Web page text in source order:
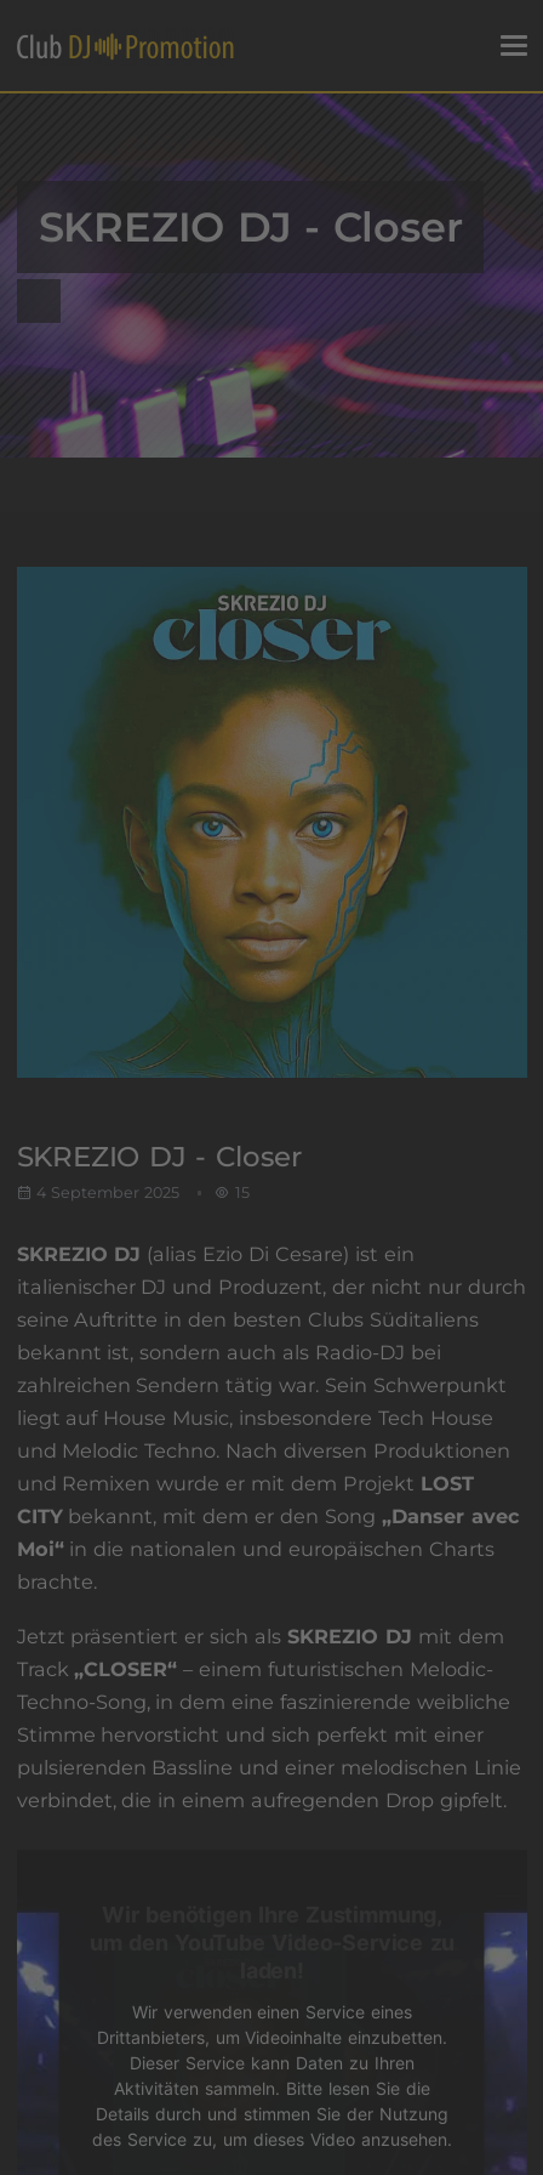
SKREZIO DJ - Closer
SKREZIO DJ - Closer
4 September 2025 15
SKREZIO DJ (alias Ezio Di Cesare) ist ein
italienischer DJ und Produzent, der nicht nur durch
seine Auftritte in den besten Clubs Süditaliens
bekannt ist, sondern auch als Radio-DJ bei
zahlreichen Sendern tätig war. Sein Schwerpunkt
liegt auf House Music, insbesondere Tech House
und Melodic Techno. Nach diversen Produktionen
und Remixen wurde er mit dem Projekt LOST
CITYbekannt, mit dem er den Song „Danser avec
Moi“in die nationalen und europäischen Charts
brachte.
Jetzt präsentiert er sich als SKREZIO DJ mit dem
Track„CLOSER“ – einem futuristischen Melodic-
Techno-Song, in dem eine faszinierende weibliche
Stimme hervorsticht und sich perfekt mit einer
pulsierenden Bassline und einer melodischen Linie
verbindet, die in einem aufregenden Drop gipfelt.
Wir verwenden einen Service eines
Drittanbieters, um Videoinhalte einzubetten.
Dieser Service kann Daten zu Ihren
Aktivitäten sammeln. Bitte lesen Sie die
Details durch und stimmen Sie der Nutzung
des Service zu, um dieses Video anzusehen.